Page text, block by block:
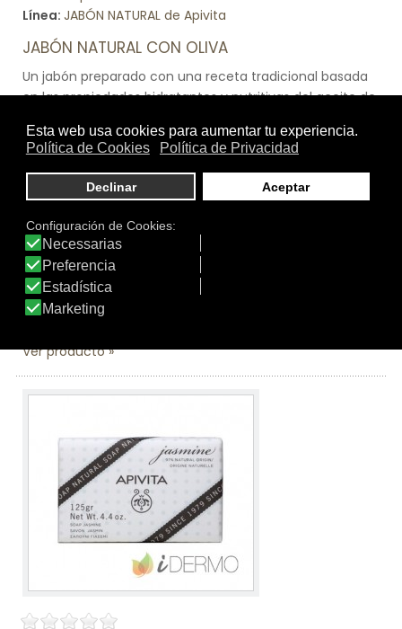
Línea: JABÓN NATURAL de Apivita
JABÓN NATURAL CON OLIVA
Un jabón preparado con una receta tradicional basada
en las propiedades hidratantes y nutritivas del aceite de
aceite de oliva con una elevada concentración de
ácidos grasos lo convierte en un jabón hidratante que
limpia con delicadeza, al mismo tiempo que mantiene
la hidratación natural de la piel.El extracto de miel
orgánica ejerce un efecto suavizante y calmante,
manteniendo la piel hidratada.El aceite esencial de
geranio orgánico aporta hidratación y suavidad a la
piel.Recomendado para todo tipo de pieles,
especialmente la piel seca.Se puede utilizar en el cuerpo
Ver producto